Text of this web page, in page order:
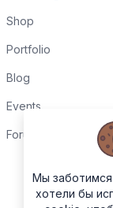
Shop
Portfolio
Blog
Events
Forums
Copyrights ©
Мы
хотели бы